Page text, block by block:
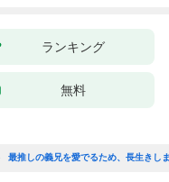
ランキング
無料
最推しの義兄を愛でるため、長生きし